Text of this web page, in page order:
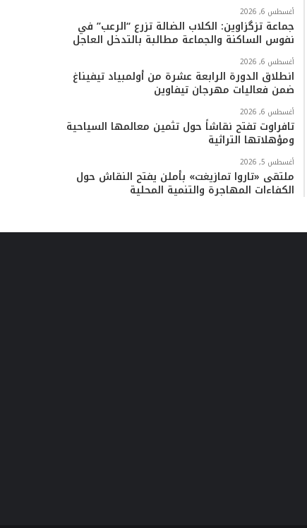
أغسطس 6, 2026
جماعة تزگزاوين: الكلاب الضالة تزرع “الرعب” في
نفوس الساكنة والجماعة مطالبة بالتدخل العاجل
أغسطس 6, 2026
انطلاق الدورة الرابعة عشرة من أولمبياد تيفيناغ
ضمن فعاليات مهرجان تيفاوين
أغسطس 6, 2026
تافراوت تفتح نقاشاً حول تثمين معالمها السياحية
ومؤهلاتها التراثية
أغسطس 5, 2026
ملتقى «تاروا تمازيغت» بأملن يفتح النقاش حول
الكفاءات المهاجرة والتنمية المحلية